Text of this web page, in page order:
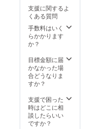
アップした動画
については、3月
11日と4月の満
開時のものをお
送りいたしま
す。 ≪記入例≫
看板：高田桜
子、掲載名：高
田桜子 または、
看板：高田桜
子、掲載名：掲
載不要
は、（例）皆さ
まのご支援のも
と設置されまし
た。○○○○様 文言
が変わる場合が
ありますが、希
氏名を記載しま
す。 ★活動報告
書のお届けは11
月～12月頃にな
（サイン）の設
置は5月頃を予定
しています。 ★
氏名掲載をご希
支援に関するよ
くある質問
手数料はいく
らかかります
か？
目標金額に届
かなかった場
合どうなりま
すか？
支援で困った
時はどこに相
談したらいい
ですか？